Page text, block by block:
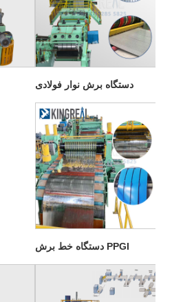
دستگاه برش نوار فولادی
دستگاه خط برش PPGI